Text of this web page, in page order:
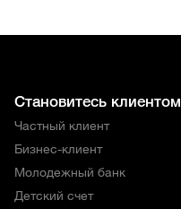
Становитесь клиентом
Частный клиент
Бизнес-клиент
Молодежный банк
Детский счет